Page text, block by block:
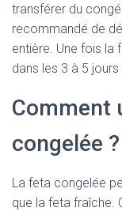
transférer du
recommandé de
entière. Une fois la
dans les 3 à 5
Comment
congelée ?
La feta congelée
que la feta fraîche.